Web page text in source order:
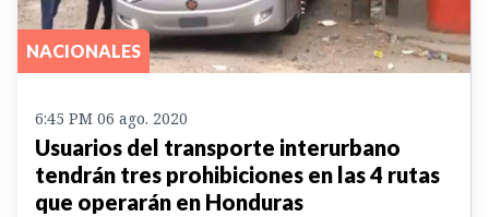
NACIONALES
6:45 PM 06 ago. 2020
Usuarios del transporte interurbano
tendrán tres prohibiciones en las 4 rutas
que operarán en Honduras